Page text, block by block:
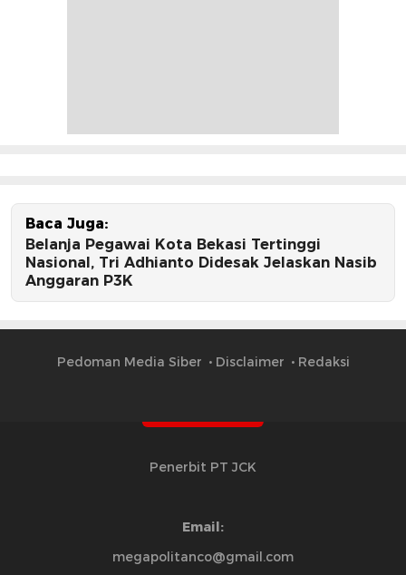
Baca Juga:
Belanja Pegawai Kota Bekasi Tertinggi
Nasional, Tri Adhianto Didesak Jelaskan Nasib
Anggaran P3K
Pedoman Media Siber Disclaimer Redaksi
Penerbit PT JCK
Email:
megapolitanco@gmail.com